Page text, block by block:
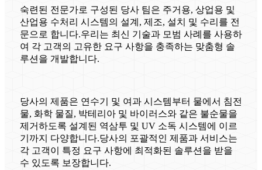
숙련된 전문가로 구성된 당사 팀은 주거용, 상업용 및
산업용 수처리 시스템의 설계, 제조, 설치 및 수리를 전
문으로 합니다.우리는 최신 기술과 모범 사례를 사용하
여 각 고객의 고유한 요구 사항을 충족하는 맞춤형 솔
루션을 개발합니다.
당사의 제품은 연수기 및 여과 시스템부터 물에서 침전
물, 화학 물질, 박테리아 및 바이러스와 같은 불순물을
제거하도록 설계된 역삼투 및 UV 소독 시스템에 이르
기까지 다양합니다.당사의 포괄적인 제품과 서비스는
각 고객이 특정 요구 사항에 최적화된 솔루션을 받을
수 있도록 보장합니다.